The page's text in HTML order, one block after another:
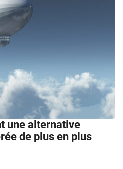
une alternative
de plus en plus